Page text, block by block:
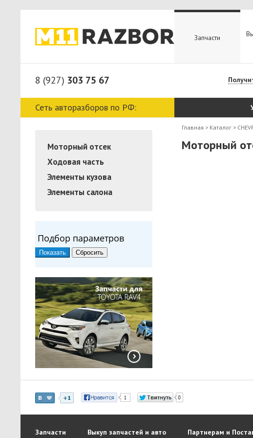
Запчасти
8 (927) 303 75 67
Сеть авторазборов по РФ:
Моторный отсек
Ходовая часть
Элементы кузова
Элементы салона
Подбор параметров
Главная > Каталог >
Моторный
Запчасти Выкуп запчастей и авто Партнерам и